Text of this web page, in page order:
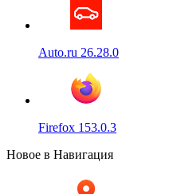
Auto.ru 26.28.0
Firefox 153.0.3
Новое в Навигация